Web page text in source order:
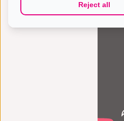
Reject all